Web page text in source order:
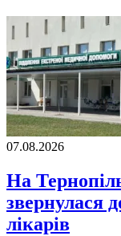
07.08.2026
На
звернулася
лікарів